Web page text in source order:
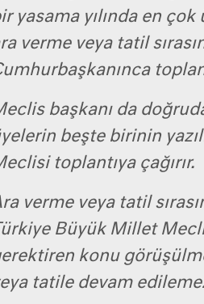
yasama yılında en
verme veya tatil
başkanı da
beşte birinin
toplantıya çağırır.
verme veya tatil
Büyük Millet
konu
tatile devam